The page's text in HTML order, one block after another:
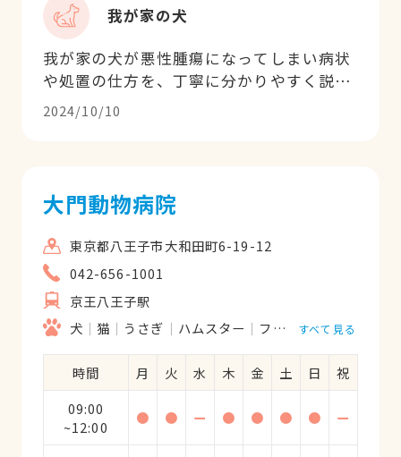
我が家の犬
我が家の犬が悪性腫瘍になってしまい病状
や処置の仕方を、丁寧に分かりやすく説明
して頂きスタッフの方も明るく最後亡くな
るまで見て頂き良かったと思います。
2024/10/10
大門動物病院
東京都八王子市大和田町6-19-12
042-656-1001
京王八王子駅
犬
猫 うさぎ ハムスター フェレット 鳥類
すべて見る
時間 月 火 水 木 金 土 日
祝
09:00
~12:00
● ● ー ● ● ● ● ー